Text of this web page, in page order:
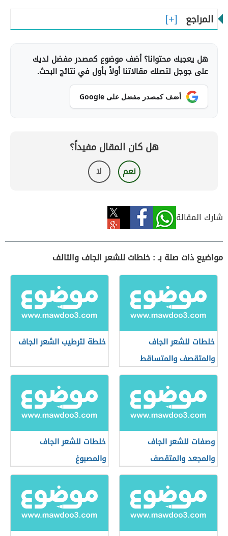
المراجع
هل يعجبك محتوانا؟ أضف موضوع كمصدر مفضل لديك
على جوجل لتصلك مقالاتنا أولاً بأول في نتائج البحث.
أضف كمصدر مفضل على Google
هل كان المقال مفيداً؟
نعم لا
شارك المقالة
مواضيع ذات صلة بـ : خلطات للشعر الجاف والتالف
خلطات للشعر الجاف
والمتقصف والمتساقط
خلطة لترطيب الشعر الجاف
وصفات للشعر الجاف
والمجعد والمتقصف
خلطات للشعر الجاف
والمصبوغ